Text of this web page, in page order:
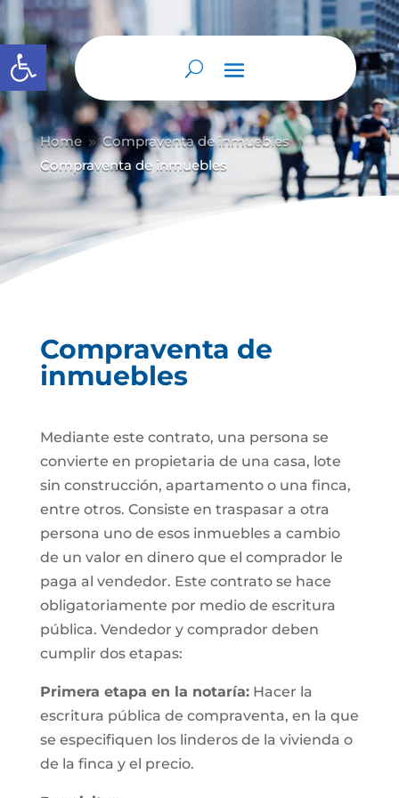
Abrir barra de herramientas
Home 9 Compraventa de inmuebles 9
Compraventa de inmuebles
Compraventa de
inmuebles
Mediante este contrato, una persona se
convierte en propietaria de una casa, lote
sin construcción, apartamento o una finca,
entre otros. Consiste en traspasar a otra
persona uno de esos inmuebles a cambio
de un valor en dinero que el comprador le
paga al vendedor. Este contrato se hace
obligatoriamente por medio de escritura
pública. Vendedor y comprador deben
cumplir dos etapas:
Primera etapa en la notaría:Hacer la
escritura pública de compraventa, en la que
se especifiquen los linderos de la vivienda o
de la finca y el precio.